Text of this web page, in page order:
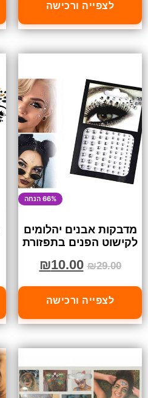
לצפייה ורכישה
66% הנחה
מדבקות אבנים יהלומים
לקישוט הפנים בתפזורת
₪29.00
₪10.00
לצפייה ורכישה